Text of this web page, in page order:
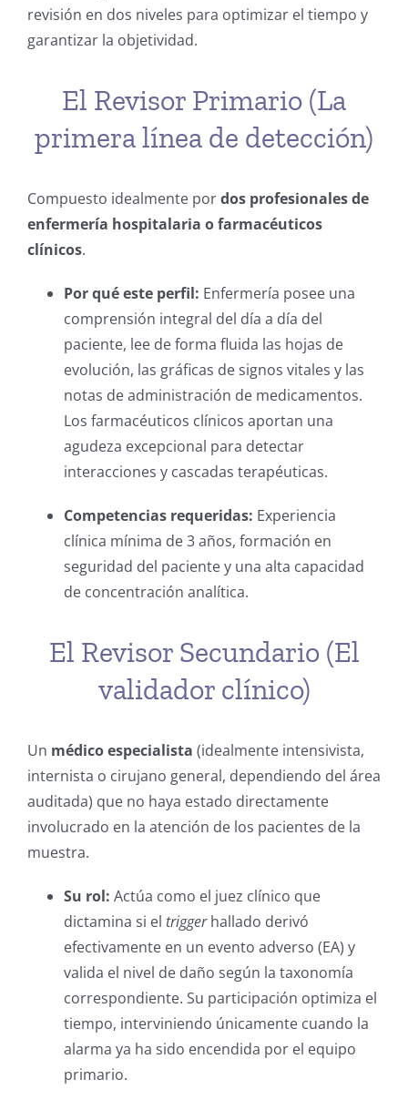
revisión en dos niveles para optimizar el tiempo y
garantizar la objetividad.
El Revisor Primario (La
primera línea de detección)
Compuesto idealmente pordos profesionales de
enfermería hospitalaria o farmacéuticos
clínicos.
Por qué este perfil: Enfermería posee una
comprensión integral del día a día del
paciente, lee de forma fluida las hojas de
evolución, las gráficas de signos vitales y las
notas de administración de medicamentos.
Los farmacéuticos clínicos aportan una
agudeza excepcional para detectar
interacciones y cascadas terapéuticas.
Competencias requeridas: Experiencia
clínica mínima de 3 años, formación en
seguridad del paciente y una alta capacidad
de concentración analítica.
El Revisor Secundario (El
validador clínico)
Un médico especialista (idealmente intensivista,
internista o cirujano general, dependiendo del área
auditada) que no haya estado directamente
involucrado en la atención de los pacientes de la
muestra.
Su rol: Actúa como el juez clínico que
dictamina si el triggerhallado derivó
efectivamente en un evento adverso (EA) y
valida el nivel de daño según la taxonomía
correspondiente. Su participación optimiza el
tiempo, interviniendo únicamente cuando la
alarma ya ha sido encendida por el equipo
primario.